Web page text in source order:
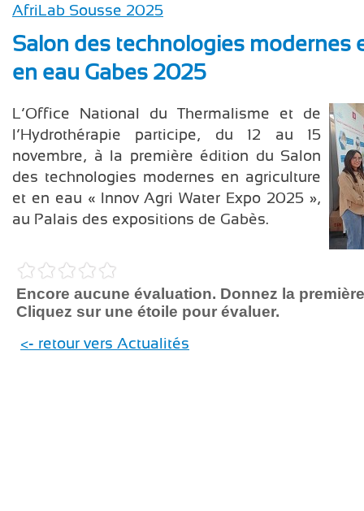
AfriLab Sousse 2025
Salon des technologies modernes
en eau Gabes 2025
L’Office National du Thermalisme et de
l’Hydrothérapie participe, du 12 au 15
novembre, à la première édition du Salon
des technologies modernes en agriculture
et en eau « Innov Agri Water Expo 2025 »,
au Palais des expositions de Gabès.
Encore aucune évaluation. Donnez la
Cliquez sur une étoile pour évaluer.
<- retour vers Actualités